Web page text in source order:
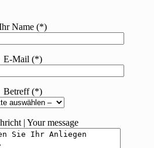
Name (*)
E-Mail (*)
Betreff (*)
| Your message